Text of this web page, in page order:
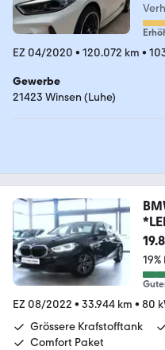
EZ 04/2020 • 120.072 km •
Gewerbe
21423 Winsen (Luhe)
EZ 08/2022 • 33.944 km • 80
Grössere Krafstofftank
Comfort Paket